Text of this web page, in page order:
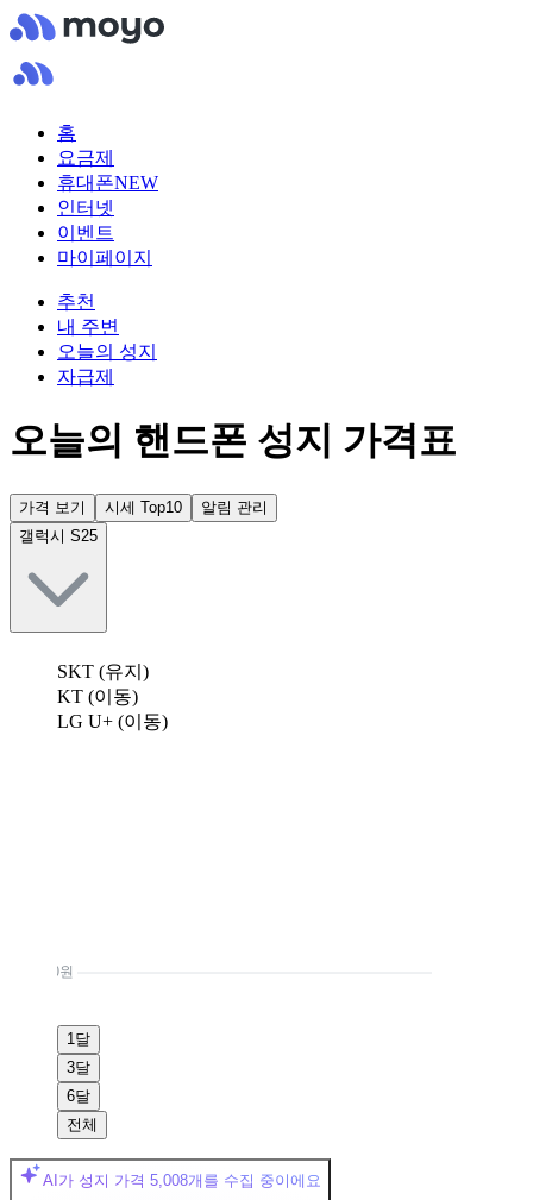
홈
요금제
휴대폰NEW
인터넷
이벤트
마이페이지
추천
내 주변
오늘의 성지
자급제
오늘의 핸드폰 성지 가격표
가격 보기 시세 Top10
알림 관리
갤럭시 S25
SKT (유지)
KT (이동)
LG U+ (이동)
0원
1달
3달
6달
전체
AI가 성지 가격 5,008개를 수집 중이에요